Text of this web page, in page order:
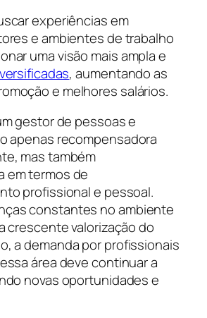
experiências em
e ambientes de trabalho
uma visão mais ampla e
, aumentando as
e melhores salários.
gestor de pessoas e
apenas recompensadora
mas também
em termos de
profissional e pessoal.
constantes no ambiente
crescente valorização do
a demanda por profissionais
área deve continuar a
novas oportunidades e